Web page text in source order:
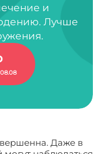
и
Лучше
Даже в